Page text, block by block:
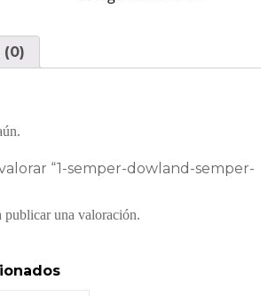
(0)
“1-semper-dowland-semper-
publicar una valoración.